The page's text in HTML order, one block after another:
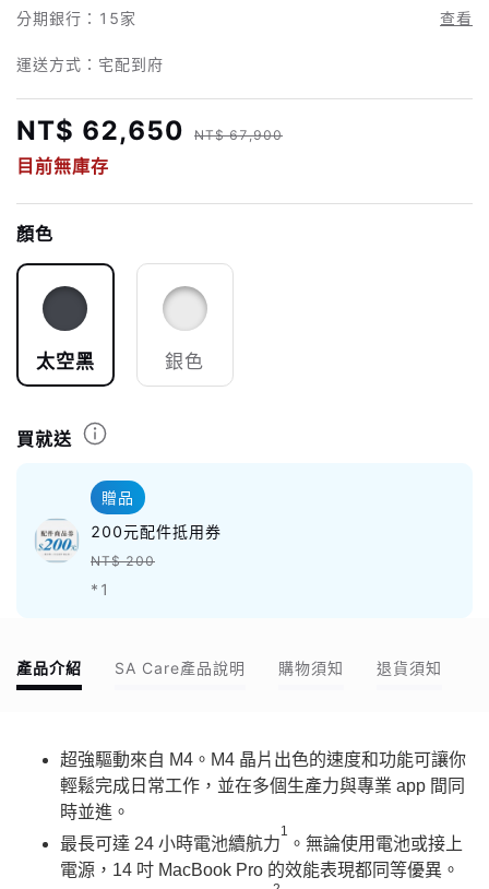
分期銀行： 15家 查看
運送方式：宅配到府
NT$ 62,650 NT$ 67,900
目前無庫存
顏色
太空黑 銀色
買就送
贈品
200元配件抵用券
NT$ 200
*1
產品介紹 SA Care產品說明 購物須知 退貨須知
超強驅動來自 M4。M4 晶片出色的速度和功能可讓你
輕鬆完成日常工作，並在多個生產力與專業 app 間同
時並進。
最長可達 24 小時電池續航力
1
。無論使用電池或接上
電源，14 吋 MacBook Pro 的效能表現都同等優異。